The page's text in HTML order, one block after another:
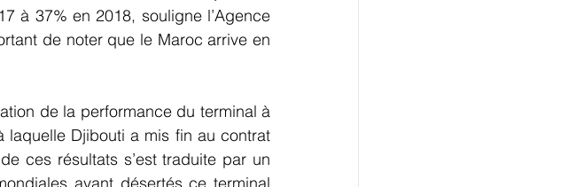
à 37% en 2018, souligne l’Agence
de noter que le Maroc arrive en
de la performance du terminal à
laquelle Djibouti a mis fin au contrat
ces résultats s’est traduite par un